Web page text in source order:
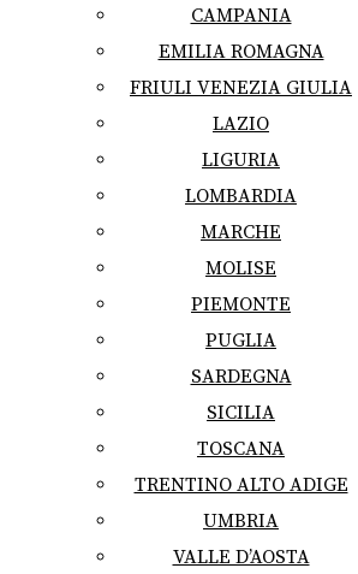
CAMPANIA
EMILIA ROMAGNA
FRIULI VENEZIA GIULIA
LAZIO
LIGURIA
LOMBARDIA
MARCHE
MOLISE
PIEMONTE
PUGLIA
SARDEGNA
SICILIA
TOSCANA
TRENTINO ALTO ADIGE
UMBRIA
VALLE D’AOSTA